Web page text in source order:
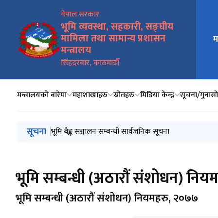
नेपाल सरकार
भूमि व्यवस्था, सहकारी, सङ्घीय
मामिला तथा सामान्य प्रशासन
मन्त्रालय
सिंहदरबार, काठमाडौँ
मुख्य
मन्त्रालयको बारेमा महाशाखाहरु स्रोतहरु मिडिया केन्द्र सूचना/
मुख्य नेभिगेसनमा जानुहोस्
सूचना २०८३ साल बैशाख १ गतेदेखि २०८३ साल असार मसान्तसम्म
भूमि बैङ्क सञ्चालन सम्बन्धी सार्वजनिक सूचना
गुठी संस्थानको प्रशासक पदका लागि व्यावसायिक कार्ययोजना
भूमि बैङ्क (स्थापना तथा सञ्चालन) कार्यविधि, २०८३
धनुषास्थित गुठी जग्गा संरक्षण सम्बन्धी प्रतिवेदन
भूमि सम्बन्धी (अठारौं संशोधन)
भूमि सम्बन्धी (अठारौं संशोधन) नियमहरु, २०७७